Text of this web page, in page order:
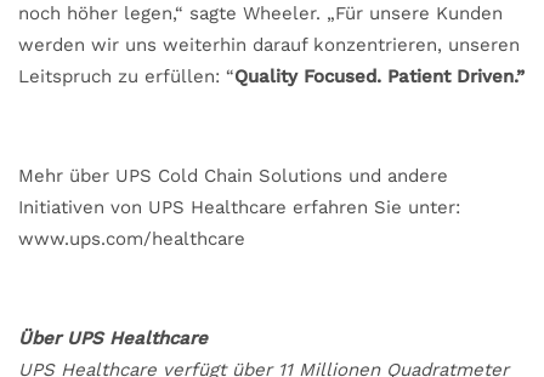
noch höher legen,“ sagte Wheeler. „Für unsere Kunden
werden wir uns weiterhin darauf konzentrieren, unseren
Leitspruch zu erfüllen: “Quality Focused. Patient Driven.”
Mehr über UPS Cold Chain Solutions und andere
Initiativen von UPS Healthcare erfahren Sie unter:
www.ups.com/healthcare
Über UPS Healthcare
UPS Healthcare verfügt über 11 Millionen Quadratmeter